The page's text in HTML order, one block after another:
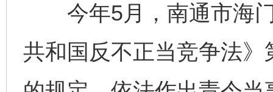
今年5月，南通市海门
共和国反不正当竞争法